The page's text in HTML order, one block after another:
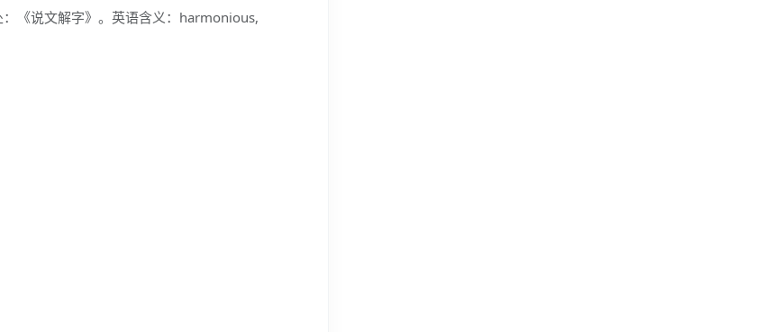
《说文解字》。英语含义：harmonious,